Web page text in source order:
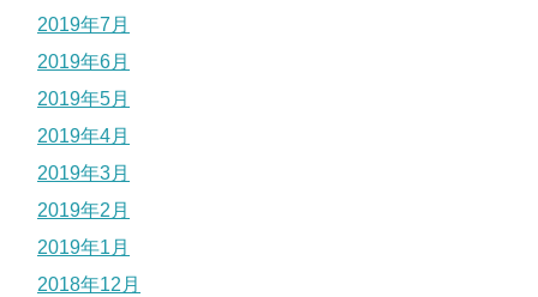
2019年7月
2019年6月
2019年5月
2019年4月
2019年3月
2019年2月
2019年1月
2018年12月